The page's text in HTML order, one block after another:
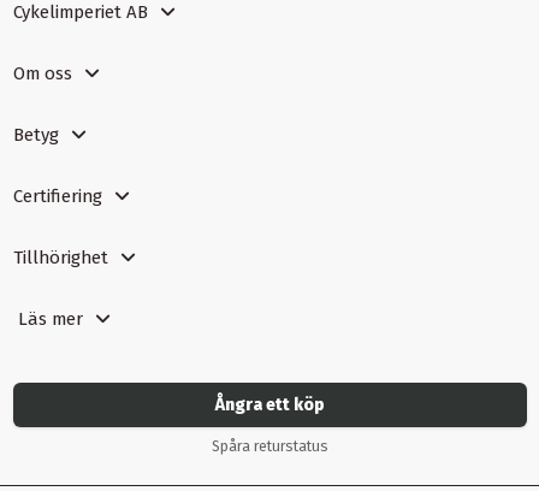
Cykelimperiet AB
Om oss
Betyg
Certifiering
Tillhörighet
Läs mer
Ångra ett köp
Spåra returstatus